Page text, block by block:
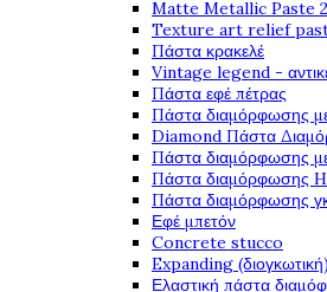
Matte Metallic Paste
Texture art relief
Πάστα κρακελέ
Vintage legend -
Πάστα εφέ πέτρας
Πάστα διαμόρφωσης
Diamond Πάστα
Πάστα διαμόρφωσης
Πάστα διαμόρφωσης
Πάστα διαμόρφωσης
Εφέ μπετόν
Concrete stucco
Expanding
Ελαστική πάστα